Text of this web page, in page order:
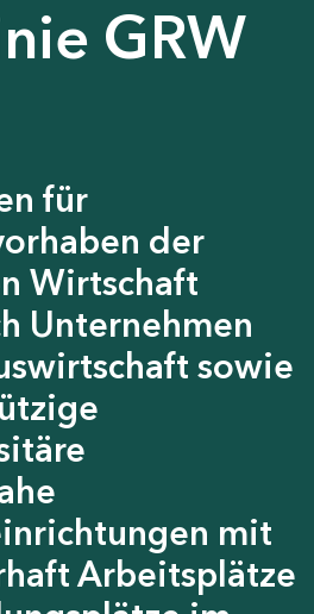
GRW
für
der
Wirtschaft
Unternehmen
sowie
mit
Arbeitsplätze